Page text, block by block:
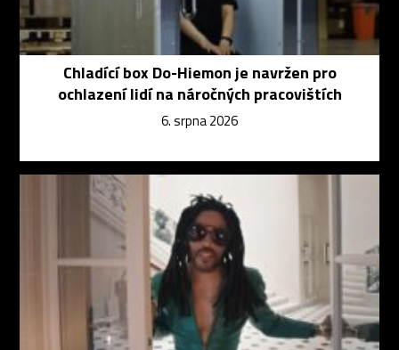
Chladící box Do-Hiemon je navržen pro
ochlazení lidí na náročných pracovištích
6. srpna 2026